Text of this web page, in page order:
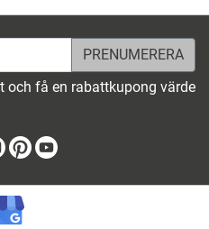
och få en rabattkupong värde
Instagram
Pinterest